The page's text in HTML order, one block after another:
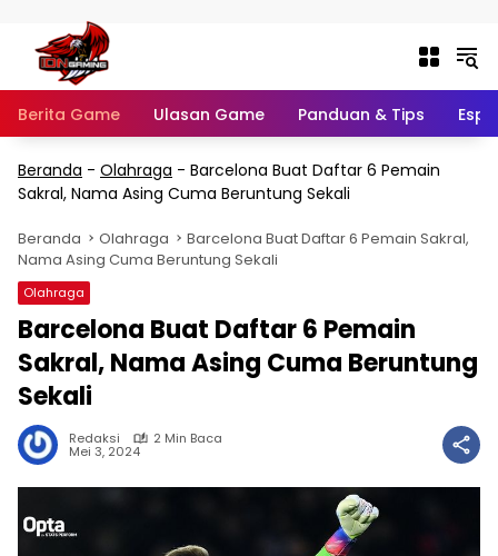
Berita Game Ulasan Game Panduan & Tips
Beranda - Olahraga - Barcelona Buat Daftar 6 Pemain
Sakral, Nama Asing Cuma Beruntung Sekali
Beranda Olahraga
Barcelona Buat Daftar 6 Pemain Sakral,
Nama Asing Cuma Beruntung Sekali
Olahraga
Barcelona Buat Daftar 6 Pemain
Sakral, Nama Asing Cuma Beruntung
Sekali
Redaksi 2 Min Baca
Mei 3, 2024